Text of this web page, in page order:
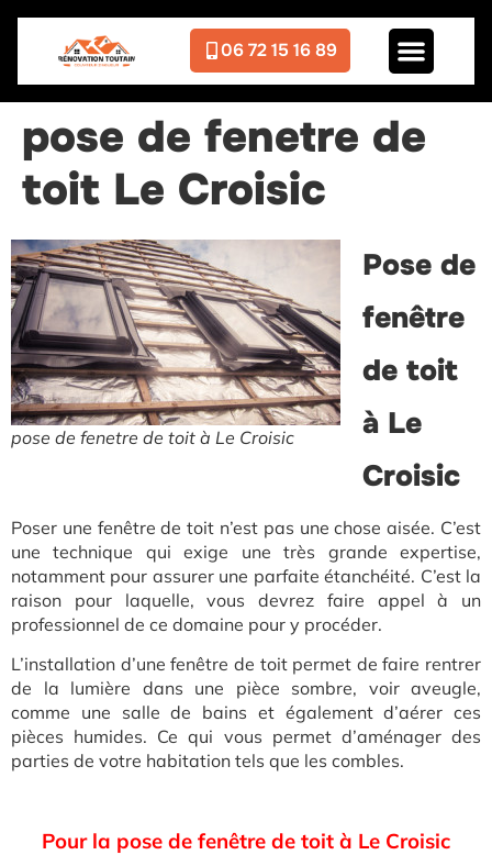
06 72 15 16 89
pose de fenetre de
toit Le Croisic
pose de fenetre de toit à Le Croisic
Pose de
fenêtre
de toit
à Le
Croisic
Poser une fenêtre de toit n’est pas une chose aisée. C’est
une technique qui exige une très grande expertise,
notamment pour assurer une parfaite étanchéité. C’est la
raison pour laquelle, vous devrez faire appel à un
professionnel de ce domaine pour y procéder.
L’installation d’une fenêtre de toit permet de faire rentrer
de la lumière dans une pièce sombre, voir aveugle,
comme une salle de bains et également d’aérer ces
pièces humides. Ce qui vous permet d’aménager des
parties de votre habitation tels que les combles.
Pour la pose de fenêtre de toit à Le Croisic